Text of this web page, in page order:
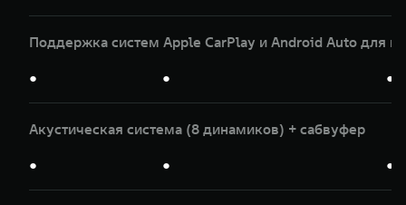
Поддержка систем Apple CarPlay и Android Auto для
● ● ●
Акустическая система (8 динамиков) + сабвуфер
● ● ●